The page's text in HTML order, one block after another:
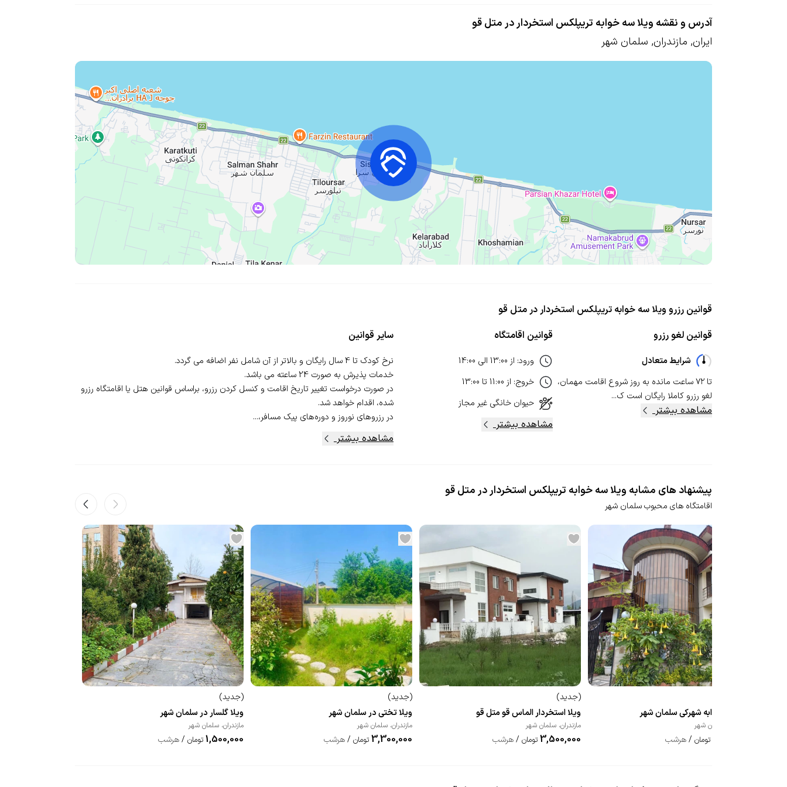
آدرس و نقشه ویلا سه خوابه تریپلکس استخردار در متل قو
ایران, مازندران, سلمان شهر
قوانین رزرو ویلا سه خوابه تریپلکس استخردار در متل قو
قوانین لغو رزرو
شرایط متعادل
تا ۷۲ ساعت مانده به روز شروع اقامت مهمان،
لغو رزرو کاملا رایگان است ک...
مشاهده بیشتر
قوانین اقامتگاه
ورود: از 13:00 الی 14:00
خروج: از 11:00 تا 13:00
حیوان خانگی غیر مجاز
مشاهده بیشتر
سایر قوانین
در صورت درخواست تغییر تاریخ اقامت و کنسل‌ کردن رزرو، بر‌اساس قوانین هتل یا اقامتگاه رزرو
در رزروهای نوروز و دوره‌های پیک مسافر،...
مشاهده بیشتر
پیشنهاد های مشابه ویلا سه خوابه تریپلکس استخردار در متل قو
اقامتگاه های محبوب سلمان شهر
ویلا سه خوابه شهرکی سلمان شهر
سلمان شهر
تومان /هرشب
(جدید)
ویلا استخردار الماس قو متل قو
مازندران، سلمان شهر
3,500,000 تومان /هرشب
(جدید)
ویلا تختی در سلمان شهر
مازندران، سلمان شهر
3,300,000 تومان /هرشب
(جدید)
ویلا گلسار در سلمان شهر
مازندران، سلمان شهر
1,500,000 تومان /هرشب